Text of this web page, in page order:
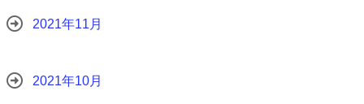
2021年11月
2021年10月